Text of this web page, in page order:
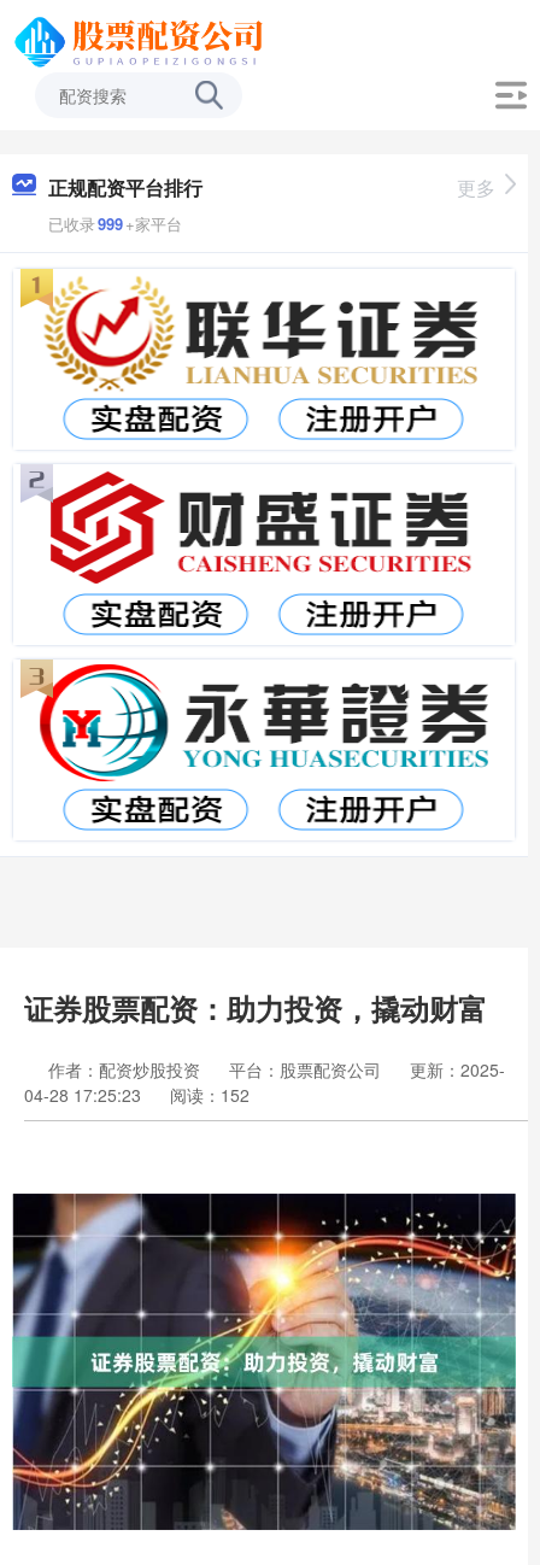
正规配资平台排行
已收录999+家平台
更多
证券股票配资：助力投资，撬动财富
作者：配资炒股投资 平台：股票配资公司
更新：2025-
04-28 17:25:23
阅读：152